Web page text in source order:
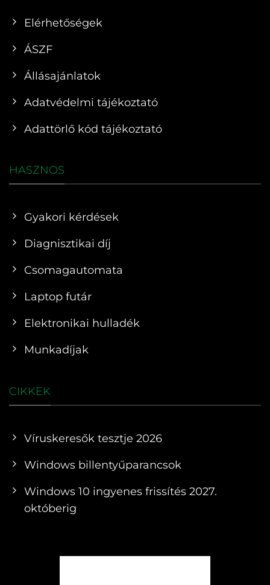
Elérhetőségek
ÁSZF
Állásajánlatok
Adatvédelmi tájékoztató
Adattörlő kód tájékoztató
HASZNOS
Gyakori kérdések
Diagnisztikai díj
Csomagautomata
Laptop futár
Elektronikai hulladék
Munkadíjak
CIKKEK
Víruskeresők tesztje 2026
Windows billentyűparancsok
Windows 10 ingyenes frissítés 2027.
októberig